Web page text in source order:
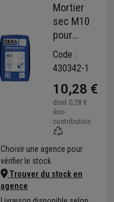
Mortier
sec M10
pour
travaux
courants
de
maçonnerie
- Obra -
prêt à
gâcher -
sac de 25
Code :
430342-1
10,28 €
dont 0,28 €
éco-
contribution
Choisir une agence pour
vérifier le stock
Trouver du stock en
agence